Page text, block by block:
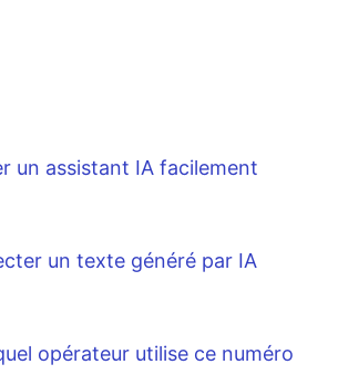
un assistant IA facilement
un texte généré par IA
opérateur utilise ce numéro